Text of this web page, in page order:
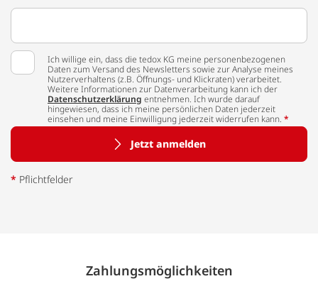
Ich willige ein, dass die tedox KG meine personenbezogenen
Daten zum Versand des Newsletters sowie zur Analyse meines
Nutzerverhaltens (z.B. Öffnungs- und Klickraten) verarbeitet.
Weitere Informationen zur Datenverarbeitung kann ich der
Datenschutzerklärung entnehmen. Ich wurde darauf
hingewiesen, dass ich meine persönlichen Daten jederzeit
einsehen und meine Einwilligung jederzeit widerrufen kann. *
Jetzt anmelden
* Pflichtfelder
Zahlungs­möglich­keiten